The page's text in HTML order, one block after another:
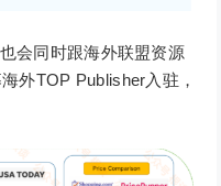
会同时跟海外联盟资源
外TOP Publisher入驻，